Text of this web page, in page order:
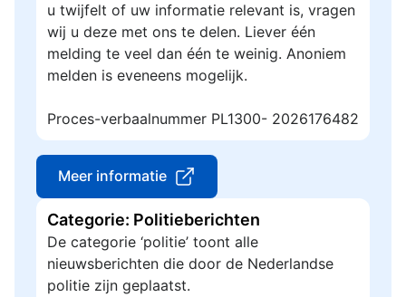
u twijfelt of uw informatie relevant is, vragen
wij u deze met ons te delen. Liever één
melding te veel dan één te weinig. Anoniem
melden is eveneens mogelijk.
Proces-verbaalnummer PL1300- 2026176482
Meer informatie
Categorie: Politieberichten
De categorie ‘politie’ toont alle
nieuwsberichten die door de Nederlandse
politie zijn geplaatst.